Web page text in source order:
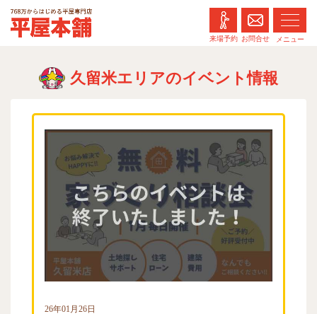
7
6
メニュー
お問合せ
来場予約
久留米エリアのイベント情報
26年01月26日